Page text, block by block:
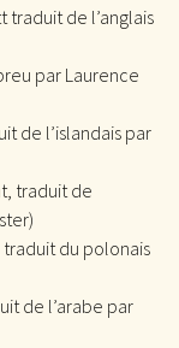
traduit de l’anglais
par Laurence
de l’islandais par
traduit de
traduit du polonais
de l’arabe par